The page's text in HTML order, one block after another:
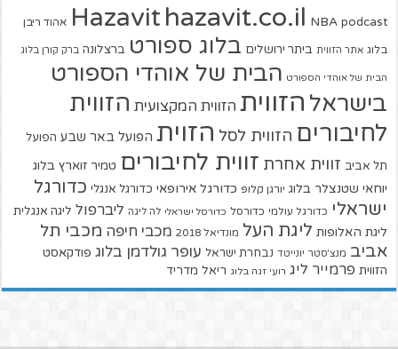
Hazavit hazavit.co.il NBA podcast אהוד ריבן
בלוג אתר הזווית ביתר ירושלים בלוג ספורט ברצלונה ברק קורן בלוג
הבית של אוהדי הספורט הבית של אוהדי הספורט
בישראל הזווית הזווית המקצועית הזווית
לחיבורים הזווית לסל הזוית הפועל באר שבע הפועל
תל אביב זווית אחרת זווית לחיבורים טמיר זוארץ בלוג
יוחאי שטנצלר בלוג יורגן קלופ כדורגל אירופאי כדורגל אנגלי כדורגל
ישראלי כדורגל עולמי כדורסל כדורסל ישראלי לה ליגה ליברפול ליגה אנגלית
ליגת האלופות ליגת העל מונדיאל 2018 מכבי חיפה מכבי תל
אביב מנצ'סטר יונייטד נבחרת ישראל עופר גולדמן בלוג פודקאסט
הזווית פרמייר ליג רועי זגה בלוג ריאל מדריד